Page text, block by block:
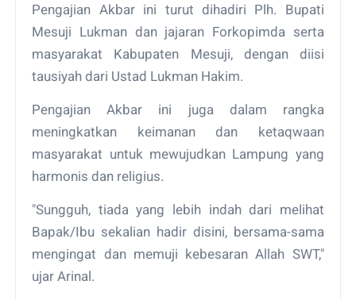
Pengajian Akbar ini turut dihadiri Plh. Bupati
Mesuji Lukman dan jajaran Forkopimda serta
masyarakat Kabupaten Mesuji, dengan diisi
tausiyah dari Ustad Lukman Hakim.
Pengajian Akbar ini juga dalam rangka
meningkatkan keimanan dan ketaqwaan
masyarakat untuk mewujudkan Lampung yang
harmonis dan religius.
"Sungguh, tiada yang lebih indah dari melihat
Bapak/Ibu sekalian hadir disini, bersama-sama
mengingat dan memuji kebesaran Allah SWT,"
ujar Arinal.